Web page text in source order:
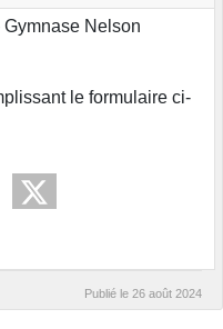
Nelson
le formulaire ci-
Publié le 26 août 2024